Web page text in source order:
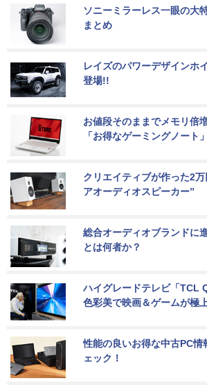
ソニーミラーレス一眼の大
まとめ
レイズのパワーデザインホ
登場!!
お値段そのままでメモリ倍
「お得なゲーミングノート」
クリエイティブが作った2
アオーディオスピーカー”
総合オーディオブランドに
とは何者か？
ハイグレードテレビ「TCL
色彩美で映画＆ゲームが極
性能の良いお得な中古PC情
ェック！